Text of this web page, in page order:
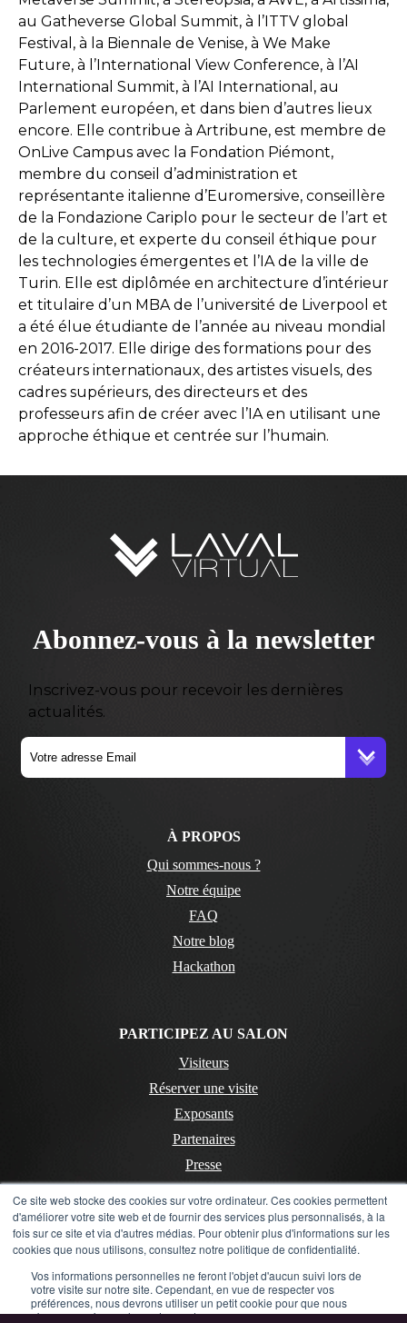
Ce site web stocke des cookies sur votre ordinateur. Ces cookies permettent
d'améliorer votre site web et de fournir des services plus personnalisés, à la
fois sur ce site et via d'autres médias. Pour obtenir plus d'informations sur les
cookies que nous utilisons, consultez notre politique de confidentialité.
Vos informations personnelles ne feront l'objet d'aucun suivi lors de
votre visite sur notre site. Cependant, en vue de respecter vos
préférences, nous devrons utiliser un petit cookie pour que nous
n'ayons pas à vous les redemander.
au Gatheverse Global Summit, à l’ITTV global
Festival, à la Biennale de Venise, à We Make
Future, à l’International View Conference, à l’AI
International Summit, à l’AI International, au
Parlement européen, et dans bien d’autres lieux
encore. Elle contribue à Artribune, est membre de
OnLive Campus avec la Fondation Piémont,
membre du conseil d’administration et
représentante italienne d’Euromersive, conseillère
de la Fondazione Cariplo pour le secteur de l’art et
de la culture, et experte du conseil éthique pour
les technologies émergentes et l’IA de la ville de
Turin. Elle est diplômée en architecture d’intérieur
et titulaire d’un MBA de l’université de Liverpool et
a été élue étudiante de l’année au niveau mondial
en 2016-2017. Elle dirige des formations pour des
créateurs internationaux, des artistes visuels, des
cadres supérieurs, des directeurs et des
professeurs afin de créer avec l’IA en utilisant une
approche éthique et centrée sur l’humain.
Abonnez-vous à la newsletter
Inscrivez-vous pour recevoir les dernières
actualités.
À PROPOS
Qui sommes-nous ?
Notre équipe
FAQ
Notre blog
Hackathon
PARTICIPEZ AU SALON
Visiteurs
Réserver une visite
Exposants
Partenaires
Presse
CONTACT
Contactez-nous
Mentions Légales
Politique de confidentialité